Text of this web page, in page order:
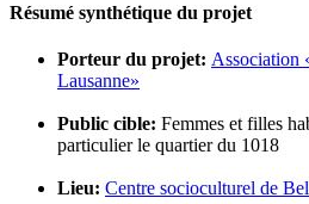
Résumé synthétique du projet
Porteur du projet: Association
Lausanne»
Public cible: Femmes et filles
particulier le quartier du 1018
Lieu: Centre socioculturel de